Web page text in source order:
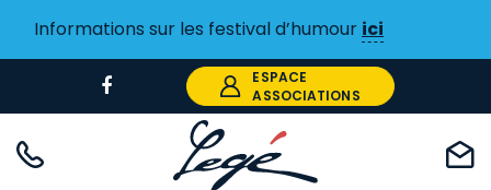
Informations sur les festival d’humour ici
vers
Facebook
ESPACE
ASSOCIATIONS